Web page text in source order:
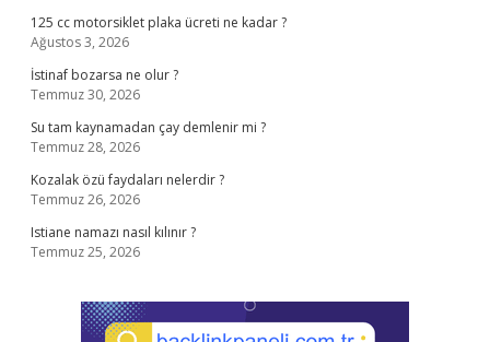
125 cc motorsiklet plaka ücreti ne kadar ?
Ağustos 3, 2026
İstinaf bozarsa ne olur ?
Temmuz 30, 2026
Su tam kaynamadan çay demlenir mi ?
Temmuz 28, 2026
Kozalak özü faydaları nelerdir ?
Temmuz 26, 2026
Istiane namazı nasıl kılınır ?
Temmuz 25, 2026